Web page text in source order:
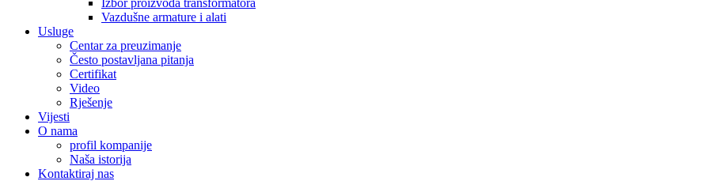
Izbor proizvoda transformatora
Vazdušne armature i alati
Usluge
Centar za preuzimanje
Često postavljana pitanja
Certifikat
Video
Rješenje
Vijesti
O nama
profil kompanije
Naša istorija
Kontaktiraj nas